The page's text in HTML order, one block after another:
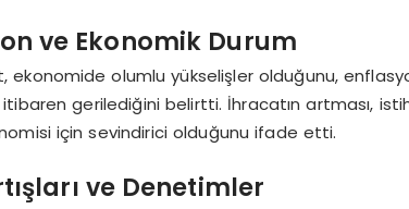
ve Ekonomik Durum
ekonomide olumlu yükselişler olduğunu,
gerilediğini belirtti. İhracatın artması,
için sevindirici olduğunu ifade etti.
ve Denetimler